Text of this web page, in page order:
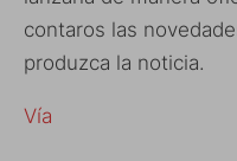
contaros las
produzca la noticia.
Vía